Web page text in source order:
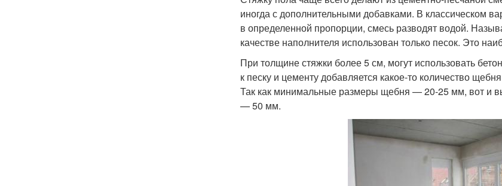
иногда с дополнительными добавками. В классическом
в определенной пропорции, смесь разводят водой.
качестве наполнителя использован только песок. Это
При толщине стяжки более 5 см, могут использовать
к песку и цементу добавляется какое-то количество
Так как минимальные размеры щебня — 20-25 мм, вот и
— 50 мм.